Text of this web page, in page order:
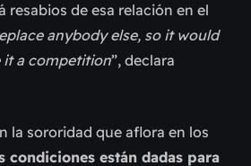
resabios de esa relación en el
anybody else, so it would
it a competition”, declara
la sororidad que aflora en los
condiciones están dadas para